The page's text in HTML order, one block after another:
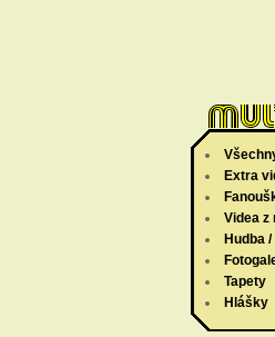
Extra
Videa z
Hudba /
Tapety
Hlášky